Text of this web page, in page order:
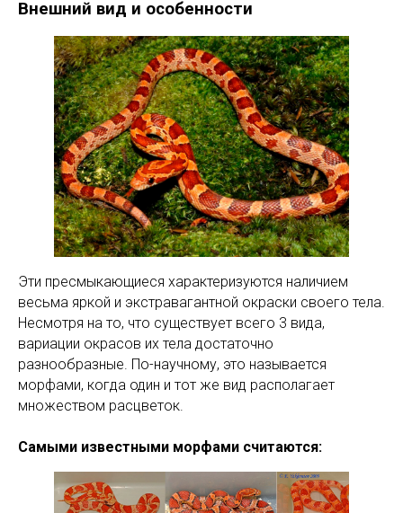
Внешний вид и особенности
Эти пресмыкающиеся характеризуются наличием
весьма яркой и экстравагантной окраски своего тела.
Несмотря на то, что существует всего 3 вида,
вариации окрасов их тела достаточно
разнообразные. По-научному, это называется
морфами, когда один и тот же вид располагает
множеством расцветок.
Самыми известными морфами считаются: